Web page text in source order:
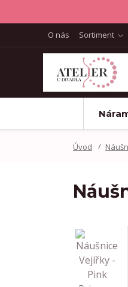
O nás Sortiment
Úvod